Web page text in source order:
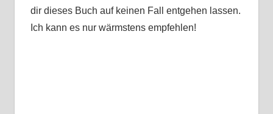
dir dieses Buch auf keinen Fall entgehen lassen.
Ich kann es nur wärmstens empfehlen!